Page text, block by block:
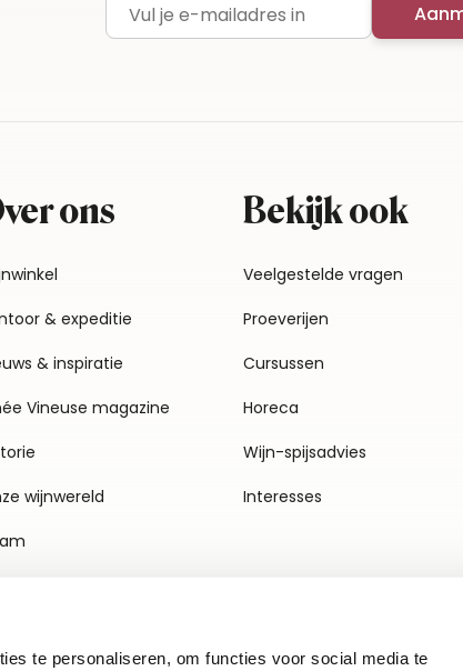
te personaliseren, om functies voor social media te
E-mailadres
ons
& expeditie
& inspiratie
Vineuse magazine
wijnwereld
Bekijk ook
Veelgestelde vragen
Proeverijen
Cursussen
Horeca
Wijn-spijsadvies
Interesses